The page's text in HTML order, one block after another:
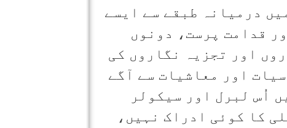
درمیانہ طبقے سے ایسے
قدامت پرست، دونوں
اور تجزیہ نگاروں کی
اور معاشیات سے آگے
اُس لبرل اور سیکولر
کا کوئی ادراک نہیں،